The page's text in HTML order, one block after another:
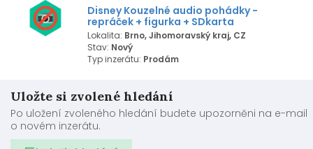
Disney Kouzelné audio pohádky -
repráček + figurka + SDkarta
Lokalita: Brno, Jihomoravský kraj, CZ
Stav: Nový
Typ inzerátu: Prodám
Uložte si zvolené hledání
Po uložení zvoleného hledání budete upozorněni na e-mail
o novém inzerátu.